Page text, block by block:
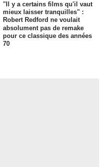
"Il y a certains films qu'il vaut
mieux laisser tranquilles" :
Robert Redford ne voulait
absolument pas de remake
pour ce classique des années
70